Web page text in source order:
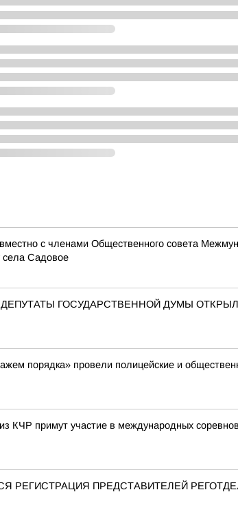
с членами Общественного совета
Садовое
ГОСУДАРСТВЕННОЙ ДУМЫ
порядка» провели полицейские и
КЧР примут участие в международных
РЕГИСТРАЦИЯ ПРЕДСТАВИТЕЛЕЙ